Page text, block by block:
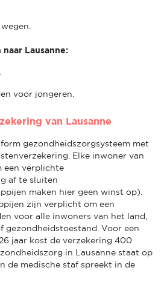
Lausanne:
voor jongeren.
van Lausanne
gezondheidszorgsysteem met
Elke inwoner van
een verplichte
af te sluiten
maken hier geen winst op).
zijn verplicht om een
voor alle inwoners van het land,
gezondheidstoestand. Voor een
jaar kost de verzekering 400
in Lausanne staat op
de medische staf spreekt in de